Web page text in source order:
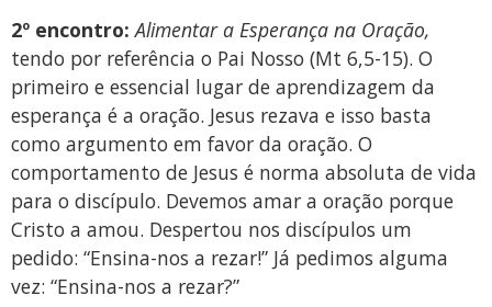
2º encontro: Alimentar a Esperança na Oração,
tendo por referência o Pai Nosso (Mt 6,5-15). O
primeiro e essencial lugar de aprendizagem da
esperança é a oração. Jesus rezava e isso basta
como argumento em favor da oração. O
comportamento de Jesus é norma absoluta de vida
para o discípulo. Devemos amar a oração porque
Cristo a amou. Despertou nos discípulos um
pedido: “Ensina-nos a rezar!” Já pedimos alguma
vez: “Ensina-nos a rezar?”